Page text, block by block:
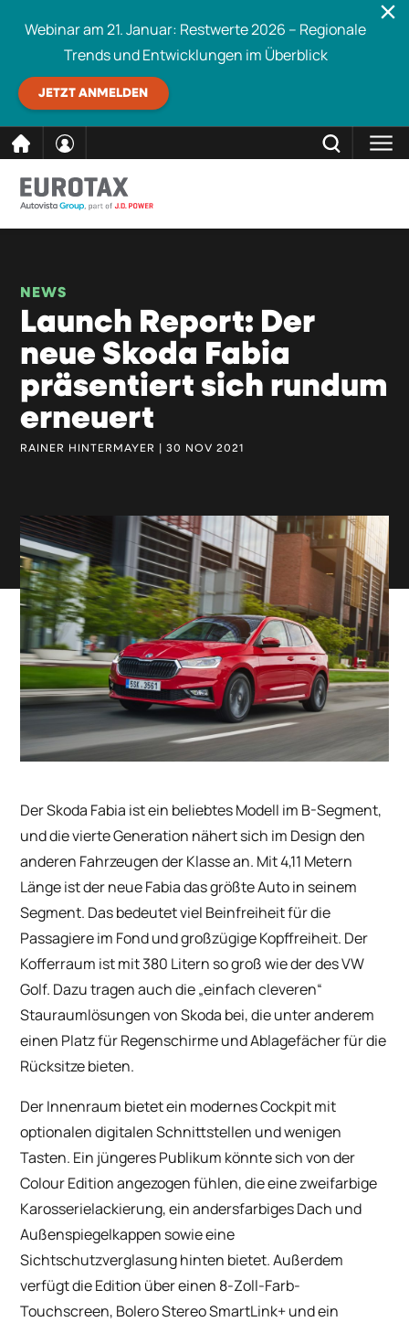
Inhalt
Webinar am 21. Januar: Restwerte 2026 – Regionale
Trends und Entwicklungen im Überblick
JETZT ANMELDEN
NEWS
Launch Report: Der
neue Skoda Fabia
präsentiert sich rundum
erneuert
RAINER HINTERMAYER | 30 NOV 2021
Der Skoda Fabia ist ein beliebtes Modell im B-Segment,
und die vierte Generation nähert sich im Design den
anderen Fahrzeugen der Klasse an. Mit 4,11 Metern
Länge ist der neue Fabia das größte Auto in seinem
Segment. Das bedeutet viel Beinfreiheit für die
Passagiere im Fond und großzügige Kopffreiheit. Der
Kofferraum ist mit 380 Litern so groß wie der des VW
Golf. Dazu tragen auch die „einfach cleveren“
Stauraumlösungen von Skoda bei, die unter anderem
einen Platz für Regenschirme und Ablagefächer für die
Rücksitze bieten.
Der Innenraum bietet ein modernes Cockpit mit
optionalen digitalen Schnittstellen und wenigen
Tasten. Ein jüngeres Publikum könnte sich von der
Colour Edition angezogen fühlen, die eine zweifarbige
Karosserielackierung, ein andersfarbiges Dach und
Außenspiegelkappen sowie eine
Sichtschutzverglasung hinten bietet. Außerdem
verfügt die Edition über einen 8-Zoll-Farb-
Touchscreen, Bolero Stereo SmartLink+ und ein